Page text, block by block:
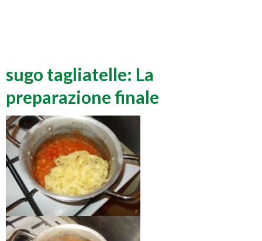
sugo tagliatelle: La
preparazione finale